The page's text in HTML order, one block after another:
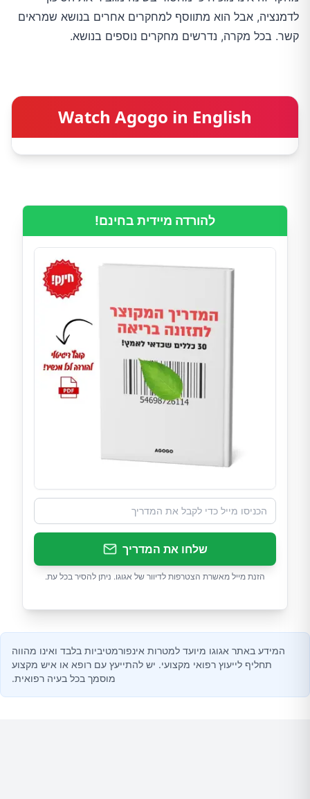
לדמנציה, אבל הוא מתווסף למחקרים אחרים בנושא שמראים
קשר. בכל מקרה, נדרשים מחקרים נוספים בנושא.
Watch Agogo in English
להורדה מיידית בחינם!
שלחו את המדריך
הזנת מייל מאשרת הצטרפות לדיוור של אגוגו. ניתן להסיר בכל עת.
המידע באתר אגוגו מיועד למטרות אינפורמטיביות בלבד ואינו מהווה
תחליף לייעוץ רפואי מקצועי. יש להתייעץ עם רופא או איש מקצוע
מוסמך בכל בעיה רפואית.